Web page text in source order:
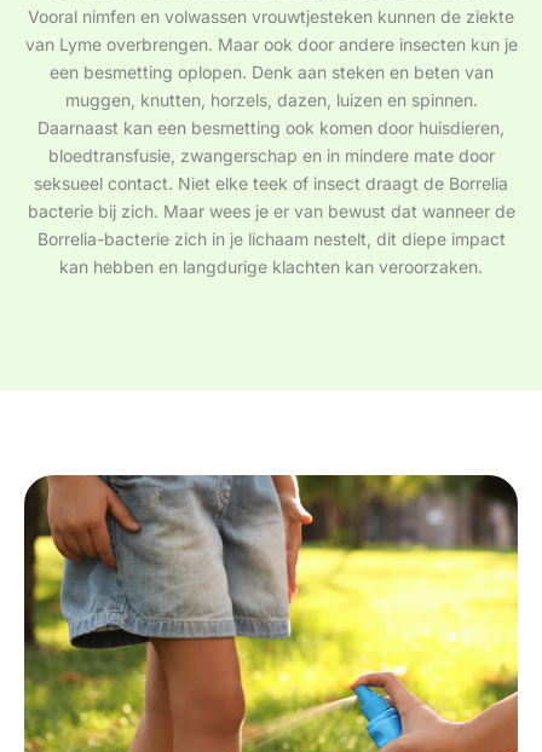
Vooral nimfen en volwassen vrouwtjesteken kunnen de ziekte
van Lyme overbrengen. Maar ook door andere insecten kun je
een besmetting oplopen. Denk aan steken en beten van
muggen, knutten, horzels, dazen, luizen en spinnen.
Daarnaast kan een besmetting ook komen door huisdieren,
bloedtransfusie, zwangerschap en in mindere mate door
seksueel contact. Niet elke teek of insect draagt de Borrelia
bacterie bij zich. Maar wees je er van bewust dat wanneer de
Borrelia-bacterie zich in je lichaam nestelt, dit diepe impact
kan hebben en langdurige klachten kan veroorzaken.